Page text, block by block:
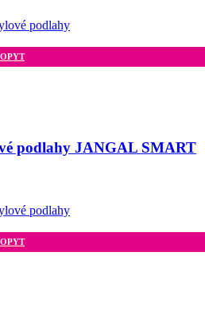
podlahy
podlahy JANGAL SMART
podlahy